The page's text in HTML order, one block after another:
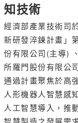
知技術
經濟部產業技術司
新研發淬鍊計畫」
份有限公司(主導)
所羅門股份有限公
通過計畫聚焦於高
人形機器人智慧感
人工智慧導入，推